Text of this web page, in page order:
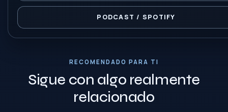
PODCAST / SPOTIFY
RECOMENDADO PARA TI
Sigue con algo realmente
relacionado